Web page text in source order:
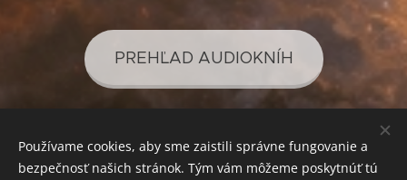
PREHĽAD AUDIOKNÍH
PREHĽAD PODCASTOV
Používame cookies, aby sme zaistili správne fungovanie a
bezpečnosť našich stránok. Tým vám môžeme poskytnúť tú